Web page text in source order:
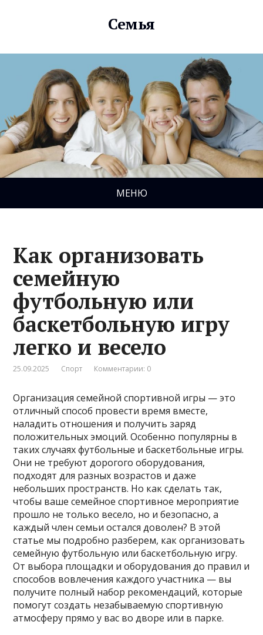
Семья
МЕНЮ
Как организовать
семейную
футбольную или
баскетбольную игру
легко и весело
25.09.2025 Спорт Комментарии: 0
Организация семейной спортивной игры — это
отличный способ провести время вместе,
наладить отношения и получить заряд
положительных эмоций. Особенно популярны в
таких случаях футбольные и баскетбольные игры.
Они не требуют дорогого оборудования,
подходят для разных возрастов и даже
небольших пространств. Но как сделать так,
чтобы ваше семейное спортивное мероприятие
прошло не только весело, но и безопасно, а
каждый член семьи остался доволен? В этой
статье мы подробно разберем, как организовать
семейную футбольную или баскетбольную игру.
От выбора площадки и оборудования до правил и
способов вовлечения каждого участника — вы
получите полный набор рекомендаций, которые
помогут создать незабываемую спортивную
атмосферу прямо у вас во дворе или в парке.